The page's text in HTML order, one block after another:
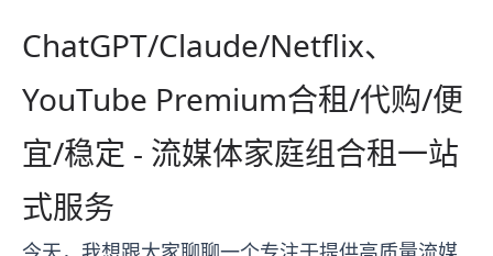
ChatGPT/Claude/Netflix、
YouTube Premium合租/代购/便
宜/稳定 - 流媒体家庭组合租一站
式服务